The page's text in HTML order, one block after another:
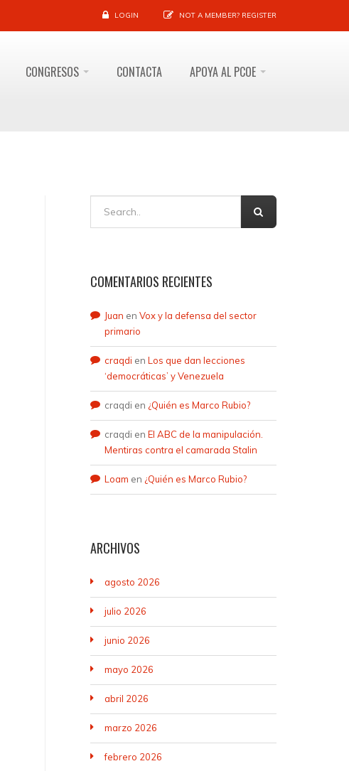
LOGIN NOT A MEMBER? REGISTER
CONGRESOS CONTACTA APOYA AL PCOE
COMENTARIOS RECIENTES
Juan en Vox y la defensa del sector
primario
craqdi en Los que dan lecciones
‘democráticas’ y Venezuela
craqdi en ¿Quién es Marco Rubio?
craqdi en El ABC de la manipulación.
Mentiras contra el camarada Stalin
Loam en ¿Quién es Marco Rubio?
ARCHIVOS
agosto 2026
julio 2026
junio 2026
mayo 2026
abril 2026
marzo 2026
febrero 2026